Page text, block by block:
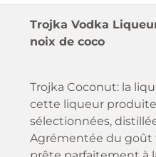
Trojka Vodka
noix de coco
Trojka Coconut: la
cette liqueur produite
sélectionnées,
Agrémentée du goût